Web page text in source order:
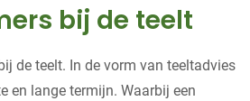
bij de teelt
de teelt. In de vorm van teeltadvies
en lange termijn. Waarbij een